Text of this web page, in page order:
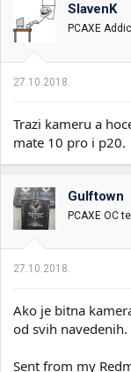
SlavenK
PCAXE
27.10.2018.
Trazi kameru a
mate 10 pro i p20.
Gulftown
PCAXE OC
27.10.2018.
Ako je bitna
od svih navedenih.
Sent from my